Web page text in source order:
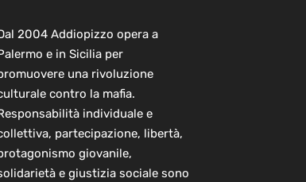
2004 Addiopizzo opera a
e in Sicilia per
una rivoluzione
contro la mafia.
individuale e
partecipazione, libertà,
giovanile,
e giustizia sociale sono